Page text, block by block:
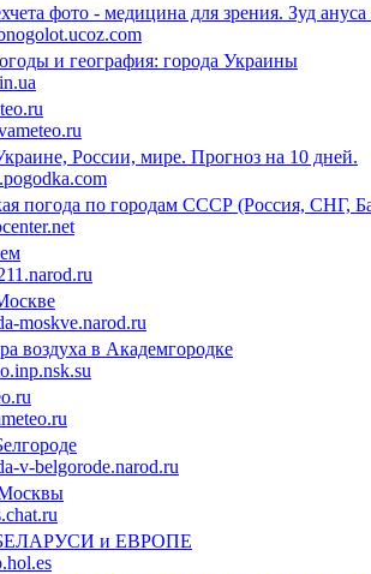
фото - медицина для зрения. Зуд
и география: города Украины
России, мире. Прогноз на 10 дней.
погода по городам СССР (Россия, СНГ,
moskve.narod.ru
воздуха в Академгородке
v-belgorode.narod.ru
БЕЛАРУСИ и ЕВРОПЕ